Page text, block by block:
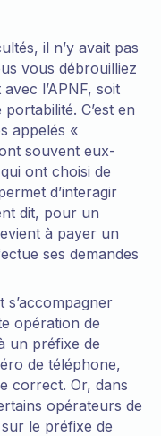
il n’y avait pas
vous débrouilliez
l’APNF, soit
C’est en
appelés «
souvent eux-
ont choisi de
d’interagir
dit, pour un
à payer un
ses demandes
s’accompagner
opération de
un préfixe de
de téléphone,
correct. Or, dans
opérateurs de
le préfixe de